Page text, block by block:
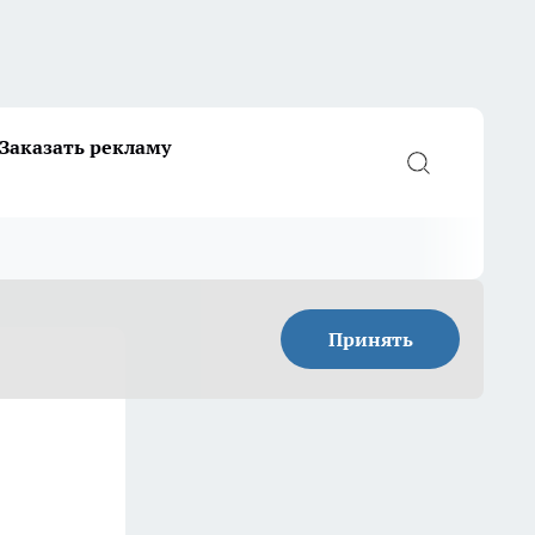
Заказать рекламу
Принять